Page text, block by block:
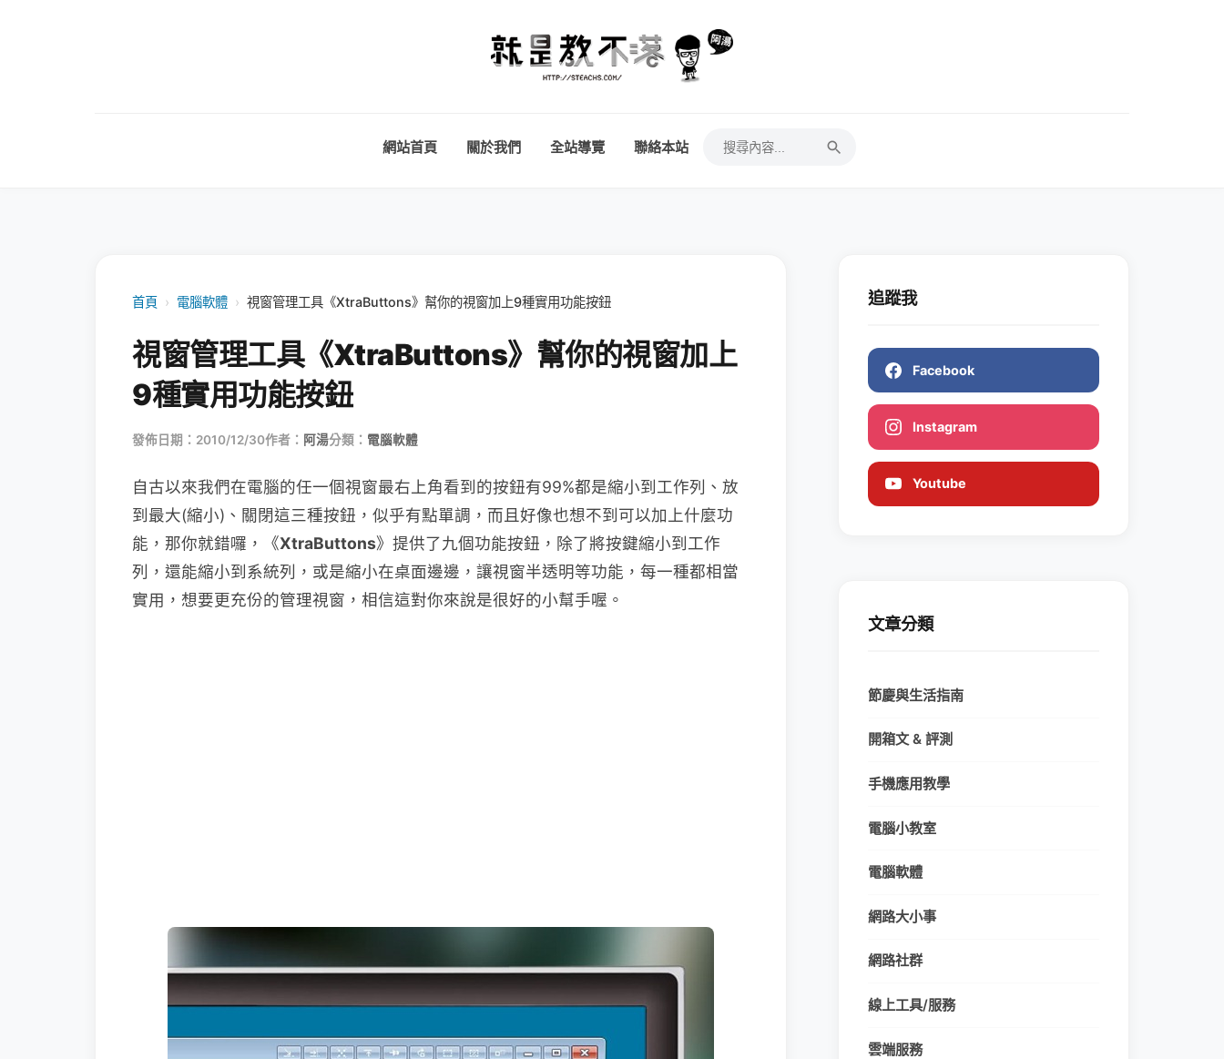
網站首頁 關於我們 全站導覽 聯絡本站
首頁 › 電腦軟體 › 視窗管理工具《XtraButtons》幫你的視窗加上9種實用功能按鈕
視窗管理工具《XtraButtons》幫你的視窗加上
9種實用功能按鈕
發佈日期：2010/12/30作者： 阿湯分類： 電腦軟體
自古以來我們在電腦的任一個視窗最右上角看到的按鈕有99%都是縮小到工作列、放
到最大(縮小)、關閉這三種按鈕，似乎有點單調，而且好像也想不到可以加上什麼功
能，那你就錯囉，《XtraButtons》提供了九個功能按鈕，除了將按鍵縮小到工作
列，還能縮小到系統列，或是縮小在桌面邊邊，讓視窗半透明等功能，每一種都相當
實用，想要更充份的管理視窗，相信這對你來說是很好的小幫手喔。
追蹤我
Facebook
Instagram
Youtube
文章分類
節慶與生活指南
開箱文 & 評測
手機應用教學
電腦小教室
電腦軟體
網路大小事
網路社群
線上工具/服務
雲端服務